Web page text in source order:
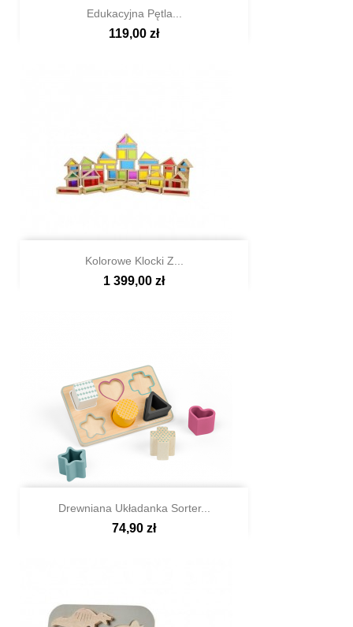
Szybki podgląd
Edukacyjna Pętla...
119,00 zł
Szybki podgląd
Kolorowe Klocki Z...
1 399,00 zł
Szybki podgląd
Drewniana Układanka Sorter...
74,90 zł